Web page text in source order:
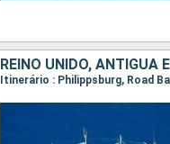
REINO UNIDO, ANTÍGUA